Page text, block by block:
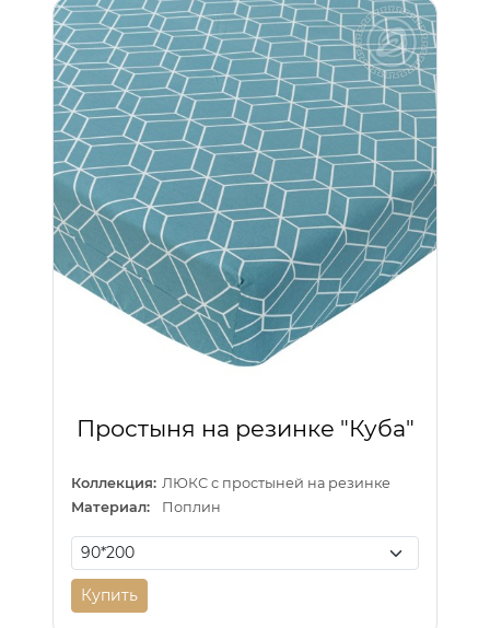
Простыня на резинке "Куба"
Коллекция: ЛЮКС с простыней на резинке
Материал:
Поплин
Купить